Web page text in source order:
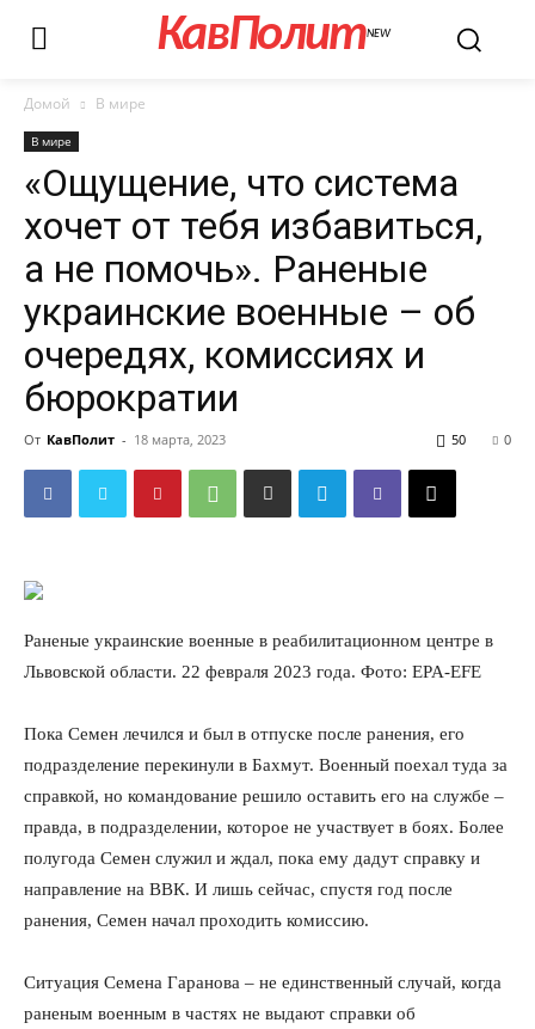
КавПолитNEW
Домой В мире
В мире
«Ощущение, что система
хочет от тебя избавиться,
а не помочь». Раненые
украинские военные – об
очередях, комиссиях и
бюрократии
От КавПолит - 18 марта, 2023 0
50
Раненые украинские военные в реабилитационном центре в
Львовской области. 22 февраля 2023 года. Фото: EPA-EFE
Пока Семен лечился и был в отпуске после ранения, его
подразделение перекинули в Бахмут. Военный поехал туда за
справкой, но командование решило оставить его на службе –
правда, в подразделении, которое не участвует в боях. Более
полугода Семен служил и ждал, пока ему дадут справку и
направление на ВВК. И лишь сейчас, спустя год после
ранения, Семен начал проходить комиссию.
Ситуация Семена Гаранова – не единственный случай, когда
раненым военным в частях не выдают справки об